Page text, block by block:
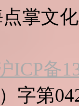
点掌文
ICP备
字第